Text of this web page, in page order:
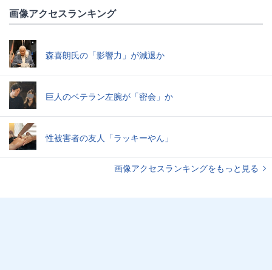
画像アクセスランキング
森喜朗氏の「影響力」が減退か
巨人のベテラン左腕が「密会」か
性被害者の友人「ラッキーやん」
画像アクセスランキングをもっと見る